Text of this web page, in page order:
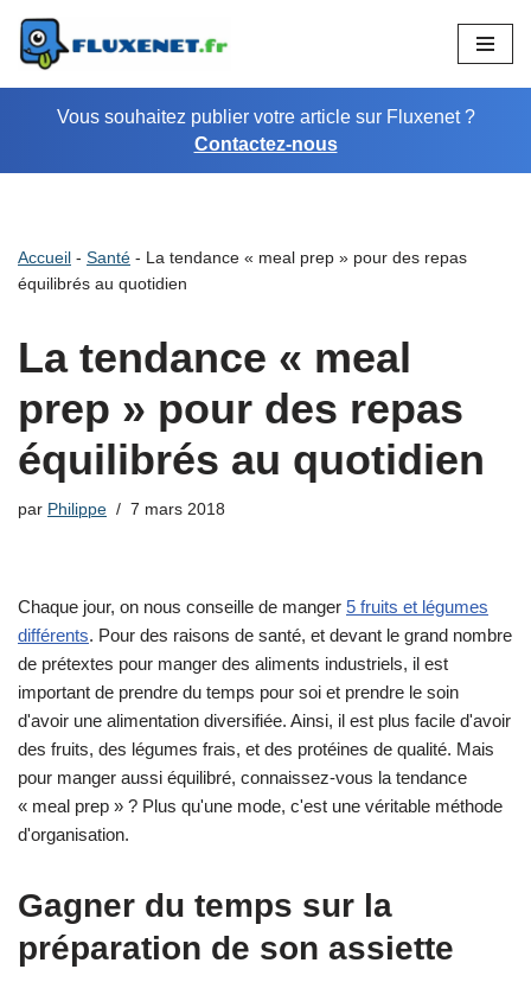
Aller
au
contenuVous souhaitez publier votre article sur Fluxenet ?
Contactez-nous
Accueil - Santé - La tendance « meal prep » pour des repas
équilibrés au quotidien
La tendance « meal
prep » pour des repas
équilibrés au quotidien
par Philippe 7 mars 2018
Chaque jour, on nous conseille de manger 5 fruits et légumes
différents. Pour des raisons de santé, et devant le grand nombre
de prétextes pour manger des aliments industriels, il est
important de prendre du temps pour soi et prendre le soin
d'avoir une alimentation diversifiée. Ainsi, il est plus facile d'avoir
des fruits, des légumes frais, et des protéines de qualité. Mais
pour manger aussi équilibré, connaissez-vous la tendance
« meal prep » ? Plus qu'une mode, c'est une véritable méthode
d'organisation.
Gagner du temps sur la
préparation de son assiette